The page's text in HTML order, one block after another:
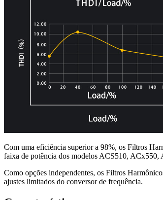
Com uma eficiência superior a 98%, os Filtros
faixa de potência dos modelos ACS510, ACx550,
Como opções independentes, os Filtros
ajustes limitados do conversor de frequência.